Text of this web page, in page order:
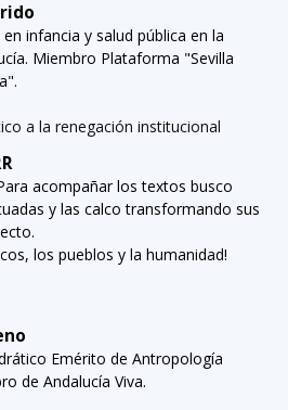
infancia y salud pública en la
Miembro Plataforma "Sevilla
a la renegación institucional
acompañar los textos busco
y las calco transformando sus
los pueblos y la humanidad!
Emérito de Antropología
de Andalucía Viva.